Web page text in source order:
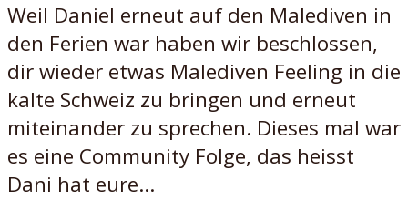
Weil Daniel erneut auf den Malediven in
den Ferien war haben wir beschlossen,
dir wieder etwas Malediven Feeling in die
kalte Schweiz zu bringen und erneut
miteinander zu sprechen. Dieses mal war
es eine Community Folge, das heisst
Dani hat eure...